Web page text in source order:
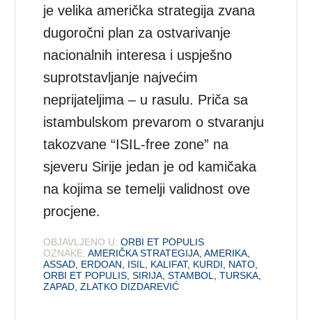
je velika američka strategija zvana
dugoročni plan za ostvarivanje
nacionalnih interesa i uspješno
suprotstavljanje najvećim
neprijateljima – u rasulu. Priča sa
istambulskom prevarom o stvaranju
takozvane “ISIL-free zone” na
sjeveru Sirije jedan je od kamičaka
na kojima se temelji validnost ove
procjene.
OBJAVLJENO U: ORBI ET POPULIS
OZNAKE: AMERIČKA STRATEGIJA ,AMERIKA
ASSAD ERDOAN ISIL KALIFAT, KURDI NATO
ORBI ET POPULIS ,SIRIJA ,STAMBOL ,TURSKA
ZAPAD ,ZLATKO DIZDAREVIĆ